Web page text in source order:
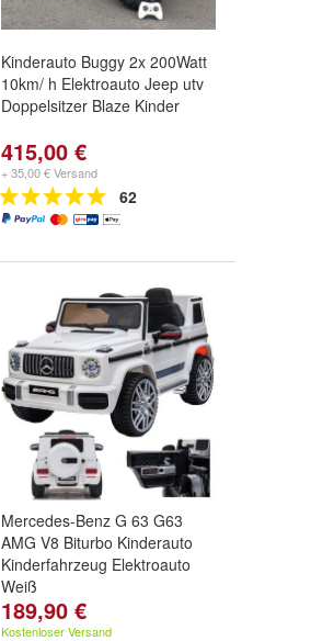
Kinderauto Buggy 2x 200Watt
10km/ h Elektroauto Jeep utv
Doppelsitzer Blaze Kinder
415,00 €
+ 35,00 € Versand
62
Mercedes-Benz G 63 G63
AMG V8 Biturbo Kinderauto
Kinderfahrzeug Elektroauto
Weiß
189,90 €
Kostenloser Versand